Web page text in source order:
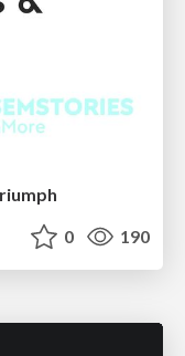
0 190